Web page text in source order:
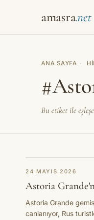
amasra
ANA SAYFA ·
Bu etiket ile
HABER
24 MAYIS 2026
Astoria
Astoria Grande
canlanıyor, Rus